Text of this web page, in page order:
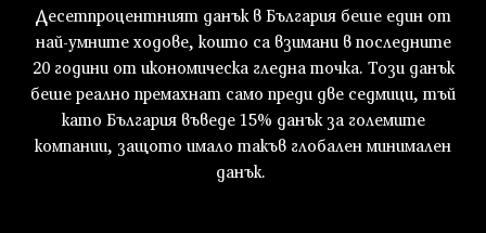
Десетпроцентният данък в България беше един от
най-умните ходове, които са взимани в последните
20 години от икономическа гледна точка. Този данък
беше реално премахнат само преди две седмици, тъй
като България въведе 15% данък за големите
компании, защото имало такъв глобален минимален
данък.